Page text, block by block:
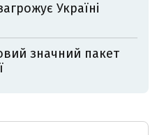
Україні
значний пакет